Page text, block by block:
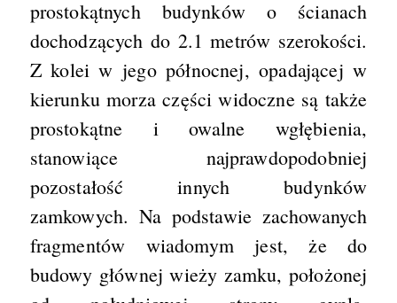
prostokątnych budynków o ścianach
dochodzących do 2.1 metrów szerokości.
Z kolei w jego północnej, opadającej w
kierunku morza części widoczne są także
prostokątne i owalne wgłębienia,
stanowiące najprawdopodobniej
pozostałość innych budynków
zamkowych. Na podstawie zachowanych
fragmentów wiadomym jest, że do
budowy głównej wieży zamku, położonej